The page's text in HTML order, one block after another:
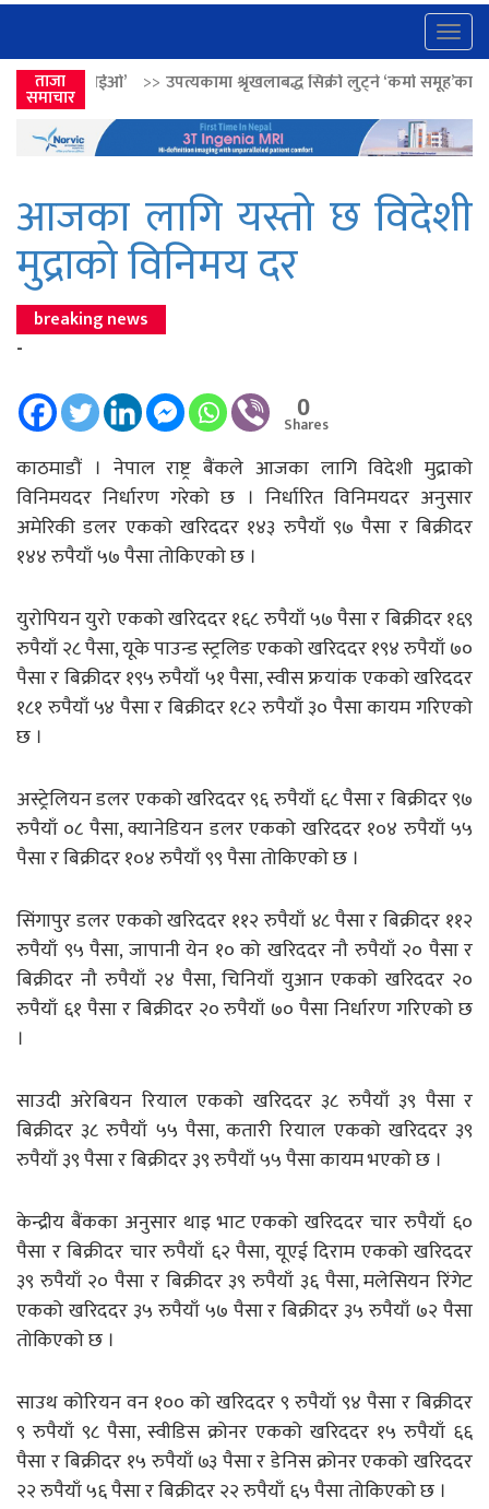
ताजा
समाचार
उपत्यकामा श्रृंखलाबद्ध सिक्री लुट्ने ‘कर्मा समूह’का नाइकेसहित पाँच पक्राउ
आजका लागि यस्तो छ विदेशी
मुद्राको विनिमय दर
breaking news
-
0
Shares
काठमाडौं । नेपाल राष्ट्र बैंकले आजका लागि विदेशी मुद्राको
विनिमयदर निर्धारण गरेको छ । निर्धारित विनिमयदर अनुसार
अमेरिकी डलर एकको खरिददर १४३ रुपैयाँ ९७ पैसा र बिक्रीदर
१४४ रुपैयाँ ५७ पैसा तोकिएको छ ।
युरोपियन युरो एकको खरिददर १६८ रुपैयाँ ५७ पैसा र बिक्रीदर १६९
रुपैयाँ २८ पैसा, यूके पाउन्ड स्ट्रलिङ एकको खरिददर १९४ रुपैयाँ ७०
पैसा र बिक्रीदर १९५ रुपैयाँ ५१ पैसा, स्वीस फ्रयांक एकको खरिददर
१८१ रुपैयाँ ५४ पैसा र बिक्रीदर १८२ रुपैयाँ ३० पैसा कायम गरिएको
छ ।
अस्ट्रेलियन डलर एकको खरिददर ९६ रुपैयाँ ६८ पैसा र बिक्रीदर ९७
रुपैयाँ ०८ पैसा, क्यानेडियन डलर एकको खरिददर १०४ रुपैयाँ ५५
पैसा र बिक्रीदर १०४ रुपैयाँ ९९ पैसा तोकिएको छ ।
सिंगापुर डलर एकको खरिददर ११२ रुपैयाँ ४८ पैसा र बिक्रीदर ११२
रुपैयाँ ९५ पैसा, जापानी येन १० को खरिददर नौ रुपैयाँ २० पैसा र
बिक्रीदर नौ रुपैयाँ २४ पैसा, चिनियाँ युआन एकको खरिददर २०
रुपैयाँ ६१ पैसा र बिक्रीदर २० रुपैयाँ ७० पैसा निर्धारण गरिएको छ
।
साउदी अरेबियन रियाल एकको खरिददर ३८ रुपैयाँ ३९ पैसा र
बिक्रीदर ३८ रुपैयाँ ५५ पैसा, कतारी रियाल एकको खरिददर ३९
रुपैयाँ ३९ पैसा र बिक्रीदर ३९ रुपैयाँ ५५ पैसा कायम भएको छ ।
केन्द्रीय बैंकका अनुसार थाइ भाट एकको खरिददर चार रुपैयाँ ६०
पैसा र बिक्रीदर चार रुपैयाँ ६२ पैसा, यूएई दिराम एकको खरिददर
३९ रुपैयाँ २० पैसा र बिक्रीदर ३९ रुपैयाँ ३६ पैसा, मलेसियन रिंगेट
एकको खरिददर ३५ रुपैयाँ ५७ पैसा र बिक्रीदर ३५ रुपैयाँ ७२ पैसा
तोकिएको छ ।
साउथ कोरियन वन १०० को खरिददर ९ रुपैयाँ ९४ पैसा र बिक्रीदर
९ रुपैयाँ ९८ पैसा, स्वीडिस क्रोनर एकको खरिददर १५ रुपैयाँ ६६
पैसा र बिक्रीदर १५ रुपैयाँ ७३ पैसा र डेनिस क्रोनर एकको खरिददर
२२ रुपैयाँ ५६ पैसा र बिक्रीदर २२ रुपैयाँ ६५ पैसा तोकिएको छ ।